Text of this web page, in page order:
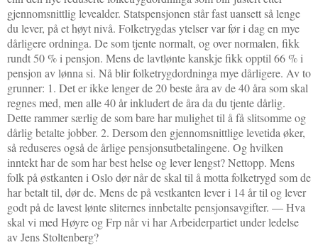
gjennomsnittlig levealder. Statspensjonen står fast uansett så lenge
du lever, på et høyt nivå. Folketrygdas ytelser var før i dag en mye
dårligere ordninga. De som tjente normalt, og over normalen, fikk
rundt 50 % i pensjon. Mens de lavtlønte kanskje fikk opptil 66 % i
pensjon av lønna si. Nå blir folketrygdordninga mye dårligere. Av to
grunner: 1. Det er ikke lenger de 20 beste åra av de 40 åra som skal
regnes med, men alle 40 år inkludert de åra da du tjente dårlig.
Dette rammer særlig de som bare har mulighet til å få slitsomme og
dårlig betalte jobber. 2. Dersom den gjennomsnittlige levetida øker,
så reduseres også de årlige pensjonsutbetalingene. Og hvilken
inntekt har de som har best helse og lever lengst? Nettopp. Mens
folk på østkanten i Oslo dør når de skal til å motta folketrygd som de
har betalt til, dør de. Mens de på vestkanten lever i 14 år til og lever
godt på de lavest lønte sliternes innbetalte pensjonsavgifter. — Hva
skal vi med Høyre og Frp når vi har Arbeiderpartiet under ledelse
av Jens Stoltenberg?